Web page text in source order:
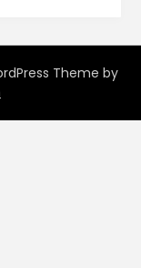
Theme by